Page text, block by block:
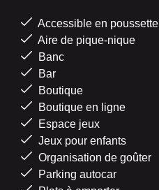
Accessible en poussette
Aire de pique-nique
Banc
Bar
Boutique
Boutique en ligne
Espace jeux
Jeux pour enfants
Organisation de goûter
Parking autocar